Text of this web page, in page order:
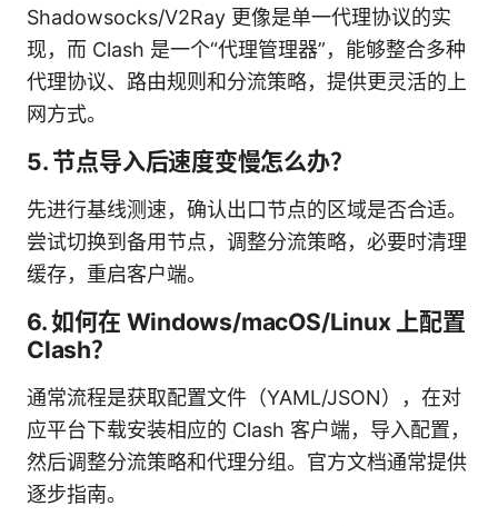
Shadowsocks/V2Ray 更像是单一代理协议的实
现，而 Clash 是一个“代理管理器”，能够整合多种
代理协议、路由规则和分流策略，提供更灵活的上
网方式。
5. 节点导入后速度变慢怎么办？
先进行基线测速，确认出口节点的区域是否合适。
尝试切换到备用节点，调整分流策略，必要时清理
缓存，重启客户端。
6. 如何在 Windows/macOS/Linux 上配置
Clash？
通常流程是获取配置文件（YAML/JSON），在对
应平台下载安装相应的 Clash 客户端，导入配置，
然后调整分流策略和代理分组。官方文档通常提供
逐步指南。